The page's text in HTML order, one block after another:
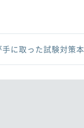
に取った試験対策本